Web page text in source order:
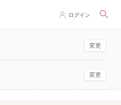
ログイン
変更
変更